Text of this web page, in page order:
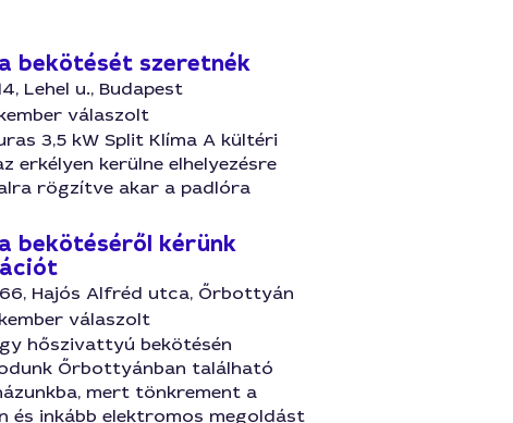
bekötését szeretnék
Lehel u., Budapest
válaszolt
3,5 kW Split Klíma A kültéri
erkélyen kerülne elhelyezésre
rögzítve akar a padlóra
bekötéséről kérünk
66, Hajós Alfréd utca, Őrbottyán
válaszolt
hőszivattyú bekötésén
Őrbottyánban található
mert tönkrement a
és inkább elektromos megoldást